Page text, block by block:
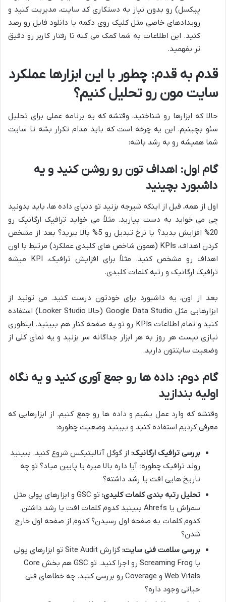
پیکسل) رو بدون نیاز به دستکاری کد سایت، مدیریت کنید و
رویدادهای خاصی مثل کلیک روی دکمه یا دانلود فایل رو رصد
کنید. این اطلاعات به شما کمک می کنه تا رفتار کاربر رو دقیق
تر بفهمید.
قدم به قدم: چطور با این ابزارها عملکرد
سایت مون رو تحلیل کنیم؟
حالا که ابزارها رو شناختید، وقتشه که یه برنامه عملی برای تحلیل
سئو بچینیم. این یه چرخه است که باید مدام تکرار بشه تا سایت
شما همیشه رو به رشد باشه:
گام اول: اهداف تون رو روشن کنید و یه
داشبورد بچینید
اول از همه، قبل از اینکه شیرجه بزنید تو دنیای داده ها، باید بدونید
چی می خواید به دست بیارید. مثلاً می خواید ترافیک ارگانیک رو
20% افزایش بدید؟ یا نرخ تبدیل رو 5% بالا ببرید؟ بعد از مشخص
کردن اهداف، KPIs (همون شاخص های کلیدی عملکرد) مرتبط با اون
اهداف رو مشخص کنید. مثلاً برای افزایش ترافیک، KPI میشه
ترافیک ارگانیک و رتبه کلمات کلیدی.
بعد از اون، یه داشبورد برای خودتون درست کنید. می تونید از
ابزارهایی مثل Google Data Studio (حالا Looker Studio) استفاده
کنید و تمام اطلاعات KPIs رو تو یه صفحه کنار هم ببینید. اینطوری
نیازی نیست هر روز به هر ابزار جداگانه سر بزنید و یه نمای کلی از
وضعیت سایتتون دارید.
گام دوم: داده ها رو جمع آوری کنید و یه نگاه
اولیه بندازید
وقتشه که وارد عمل بشیم و داده ها رو جمع کنیم. از ابزارهایی که
معرفی کردیم استفاده کنید و ببینید وضعیت چطوره:
بررسی ترافیک ارگانیک: از گوگل آنالیتیکس شروع کنید. ببینید
روند ترافیک چطوره؛ آیا داره بالا میره یا پایین میاد؟ تو چه
تاریخ هایی افت یا رشد داشته؟
تحلیل رتبه بندی کلمات کلیدی:
تو GSC و ابزارهای پولی مثل
سمراش یا Ahrefs ببینید کدوم کلمات افت یا رشد داشتن.
کدوم کلمات به صفحه اول رسیدن؟ کدوم از صفحه اول خارج
شدن؟
بررسی سلامت فنی سایت:
گزارش Site Audit تو ابزارهای پولی
یا Screaming Frog رو اجرا کنید. تو GSC هم بخش Core
Web Vitals و Coverage رو بررسی کنید. چه خطاهای فنی
حیاتی وجود داره؟